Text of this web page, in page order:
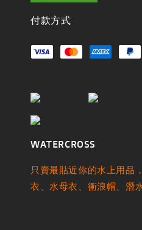
付款方式
WATERCROSS
只賣最貼近你的水上用品
衣、水母衣、衝浪帽、潛